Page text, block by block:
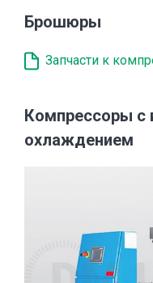
Брошюры
Запчасти к
Компрессоры
охлаждением